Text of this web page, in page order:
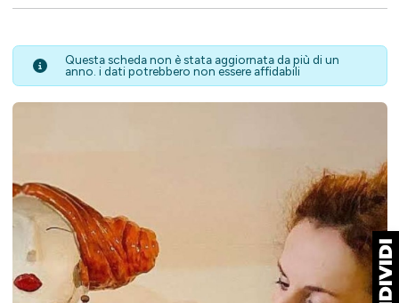
Questa scheda non è stata aggiornata da più di un
anno. i dati potrebbero non essere affidabili